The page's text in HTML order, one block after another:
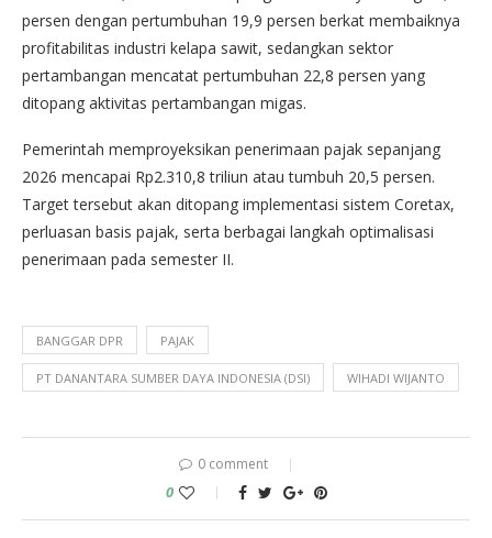
persen dengan pertumbuhan 19,9 persen berkat membaiknya
profitabilitas industri kelapa sawit, sedangkan sektor
pertambangan mencatat pertumbuhan 22,8 persen yang
ditopang aktivitas pertambangan migas.
Pemerintah memproyeksikan penerimaan pajak sepanjang
2026 mencapai Rp2.310,8 triliun atau tumbuh 20,5 persen.
Target tersebut akan ditopang implementasi sistem Coretax,
perluasan basis pajak, serta berbagai langkah optimalisasi
penerimaan pada semester II.
BANGGAR DPR PAJAK
PT DANANTARA SUMBER DAYA INDONESIA (DSI) WIHADI WIJANTO
0 comment
0